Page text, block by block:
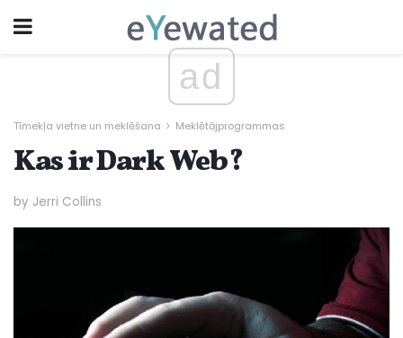
ad
Tīmekļa vietne un meklēšana Meklētājprogrammas
Kas ir Dark Web?
by Jerri Collins